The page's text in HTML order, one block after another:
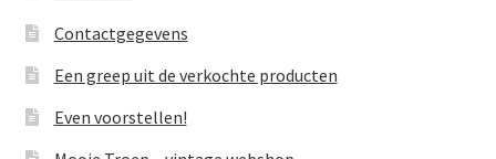
Contactgegevens
Een greep uit de verkochte producten
Even voorstellen!